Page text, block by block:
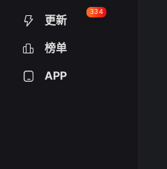
更新
334
榜单
APP